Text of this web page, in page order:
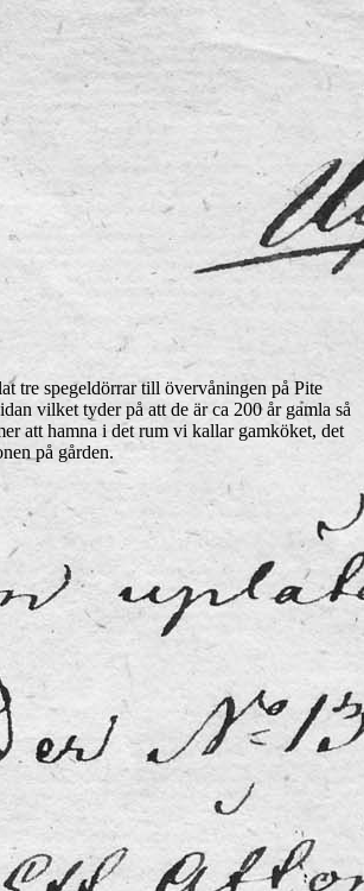
tre spegeldörrar till övervåningen på Pite
vilket tyder på att de är ca 200 år gamla så
att hamna i det rum vi kallar gamköket, det
på gården.